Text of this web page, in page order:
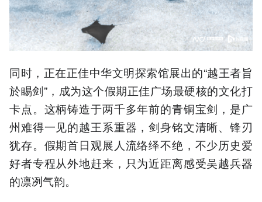
同时，正在正佳中华文明探索馆展出的“越王者旨
於睗剑”，成为这个假期正佳广场最硬核的文化打
卡点。这柄铸造于两千多年前的青铜宝剑，是广
州难得一见的越王系重器，剑身铭文清晰、锋刃
犹存。假期首日观展人流络绎不绝，不少历史爱
好者专程从外地赶来，只为近距离感受吴越兵器
的凛冽气韵。